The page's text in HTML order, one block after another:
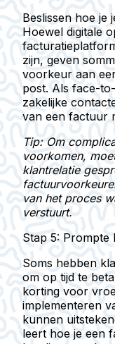
Beslissen hoe je
Hoewel digitale
zijn, geven
voorkeur aan
post. Als face-
zakelijke
van een factuur
Tip: Om
voorkomen,
klantrelatie
van het proces
verstuurt.
Stap 5: Prompte
Soms hebben
om op tijd te
korting voor
implementeren
kunnen
leert hoe je een